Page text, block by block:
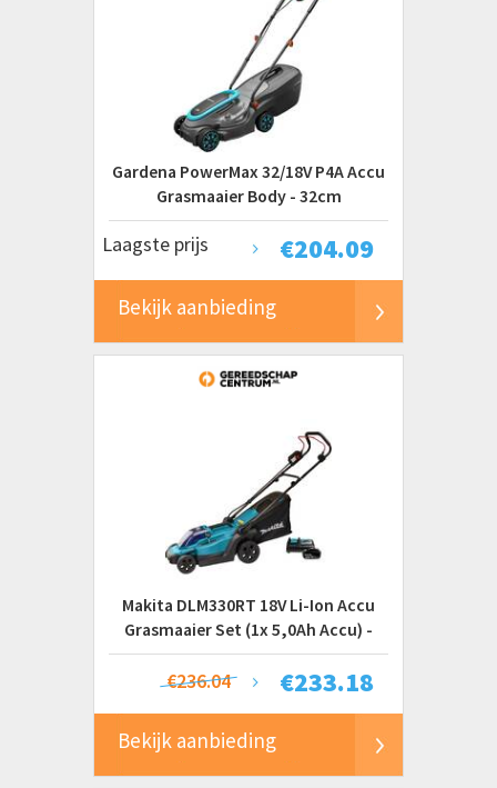
Gardena PowerMax 32/18V P4A Accu
Grasmaaier Body - 32cm
€204.09
Laagste prijs
Bekijk aanbieding
Makita DLM330RT 18V Li-Ion Accu
Grasmaaier Set (1x 5,0Ah Accu) -
33cm
€233.18
€236.04
Bekijk aanbieding